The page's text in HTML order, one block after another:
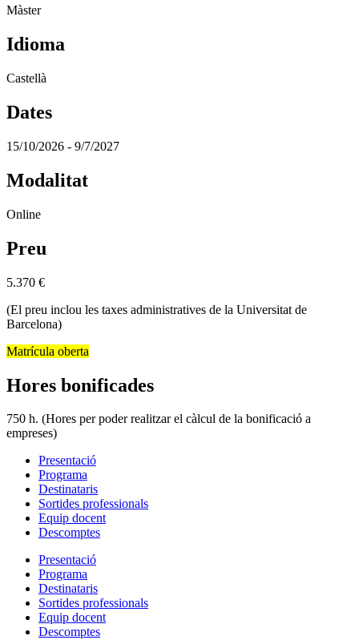
Màster
Idioma
Castellà
Dates
15/10/2026 - 9/7/2027
Modalitat
Online
Preu
5.370 €
(El preu inclou les taxes administratives de la Universitat de
Barcelona)
Matrícula oberta
Hores bonificades
750 h. (Hores per poder realitzar el càlcul de la bonificació a
empreses)
Presentació
Programa
Destinataris
Sortides professionals
Equip docent
Descomptes
Presentació
Programa
Destinataris
Sortides professionals
Equip docent
Descomptes